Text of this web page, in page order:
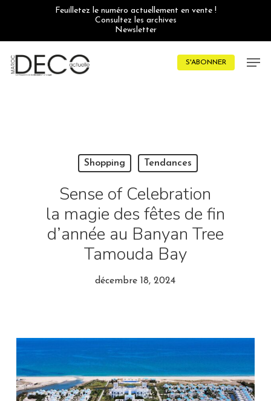
Feuilletez le numéro actuellement en vente !
Consultez les archives
Newsletter
S'ABONNER
Shopping Tendances
Sense of Celebration
la magie des fêtes de fin
d’année au Banyan Tree
Tamouda Bay
décembre 18, 2024